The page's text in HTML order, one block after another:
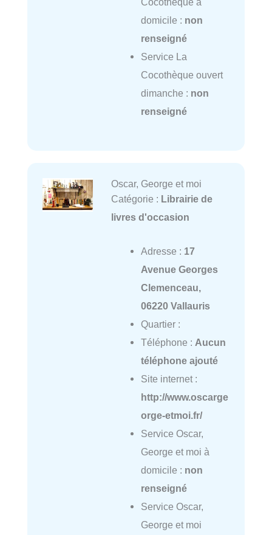
domicile : non
renseigné
Service La
Cocothèque ouvert
dimanche : non
renseigné
Oscar, George et moi
Catégorie : Librairie de
livres d'occasion
Adresse : 17
Avenue Georges
Clemenceau,
06220 Vallauris
Quartier :
Téléphone : Aucun
téléphone ajouté
Site internet :
http://www.oscarge
orge-etmoi.fr/
Service Oscar,
George et moi à
domicile : non
renseigné
Service Oscar,
George et moi